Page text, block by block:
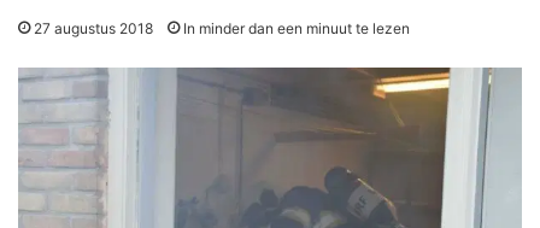
27 augustus 2018 In minder dan een minuut te lezen